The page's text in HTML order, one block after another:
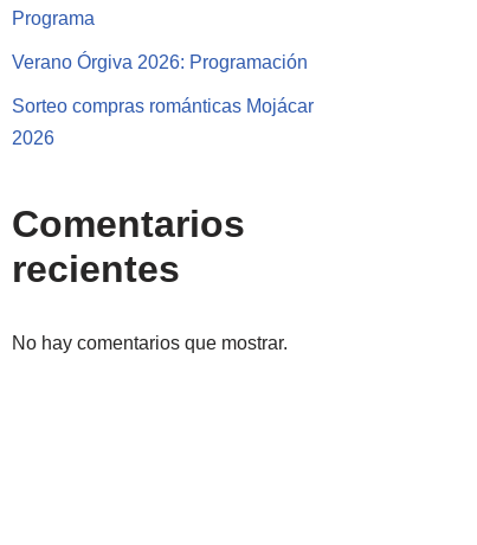
Programa
Verano Órgiva 2026: Programación
Sorteo compras románticas Mojácar
2026
Comentarios
recientes
No hay comentarios que mostrar.